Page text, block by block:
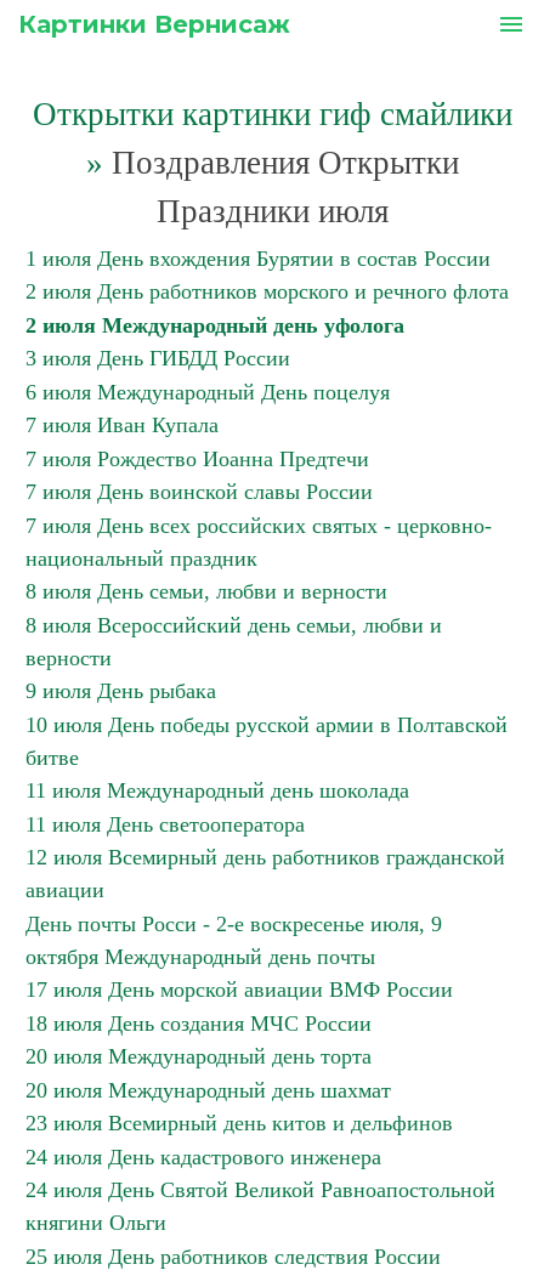
Картинки Вернисаж menu
Открытки картинки гиф смайлики
» Поздравления Открытки
Праздники июля
1 июля День вхождения Бурятии в состав России
2 июля День работников морского и речного флота
2 июля Международный день уфолога
3 июля День ГИБДД России
6 июля Международный День поцелуя
7 июля Иван Купала
7 июля Рождество Иоанна Предтечи
7 июля День воинской славы России
7 июля День всех российских святых - церковно-
национальный праздник
8 июля День семьи, любви и верности
8 июля Всероссийский день семьи, любви и
верности
9 июля День рыбака
10 июля День победы русской армии в Полтавской
битве
11 июля Международный день шоколада
11 июля День светооператора
12 июля Всемирный день работников гражданской
авиации
День почты Росси - 2-е воскресенье июля, 9
октября Международный день почты
17 июля День морской авиации ВМФ России
18 июля День создания МЧС России
20 июля Международный день торта
20 июля Международный день шахмат
23 июля Всемирный день китов и дельфинов
24 июля День кадастрового инженера
24 июля День Святой Великой Равноапостольной
княгини Ольги
25 июля День работников следствия России